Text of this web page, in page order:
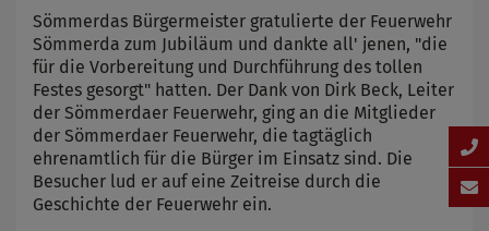
Sömmerdas Bürgermeister gratulierte der Feuerwehr
Sömmerda zum Jubiläum und dankte all' jenen, "die
für die Vorbereitung und Durchführung des tollen
Festes gesorgt" hatten. Der Dank von Dirk Beck, Leiter
der Sömmerdaer Feuerwehr, ging an die Mitglieder
der Sömmerdaer Feuerwehr, die tagtäglich
ehrenamtlich für die Bürger im Einsatz sind. Die
Besucher lud er auf eine Zeitreise durch die
Geschichte der Feuerwehr ein.